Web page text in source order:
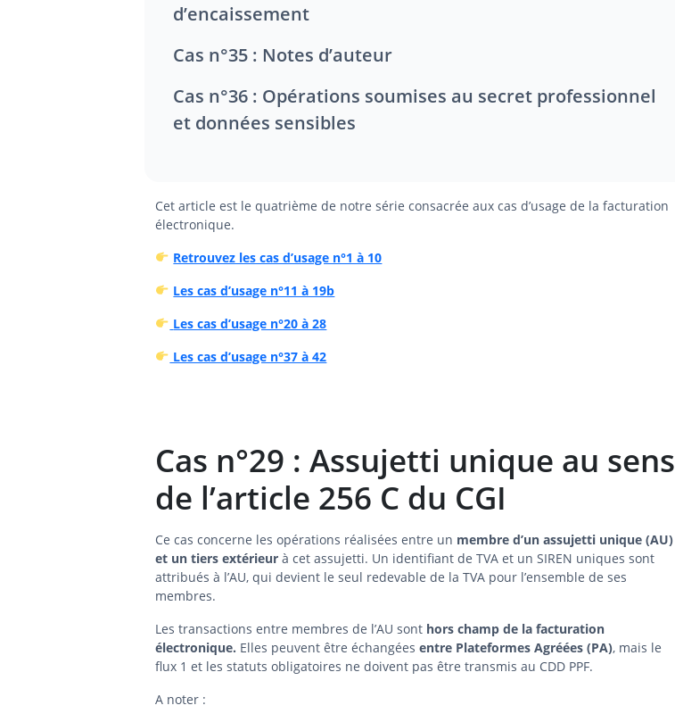
d’encaissement
Cas n°35 : Notes d’auteur
Cas n°36 : Opérations soumises au secret professionnel
et données sensibles
Cet article est le quatrième de notre série consacrée aux cas d’usage de la facturation
électronique.
Retrouvez les cas d’usage n°1 à 10
Les cas d’usage n°11 à 19b
Les cas d’usage n°20 à 28
Les cas d’usage n°37 à 42
Cas n°29 : Assujetti unique au sens
de l’article 256 C du CGI
Ce cas concerne les opérations réalisées entre un membre d’un assujetti unique (AU)
et un tiers extérieur à cet assujetti. Un identifiant de TVA et un SIREN uniques sont
attribués à l’AU, qui devient le seul redevable de la TVA pour l’ensemble de ses
membres.
Les transactions entre membres de l’AU sont hors champ de la facturation
électronique. Elles peuvent être échangées entre Plateformes Agréées (PA), mais le
flux 1 et les statuts obligatoires ne doivent pas être transmis au CDD PPF.
A noter :